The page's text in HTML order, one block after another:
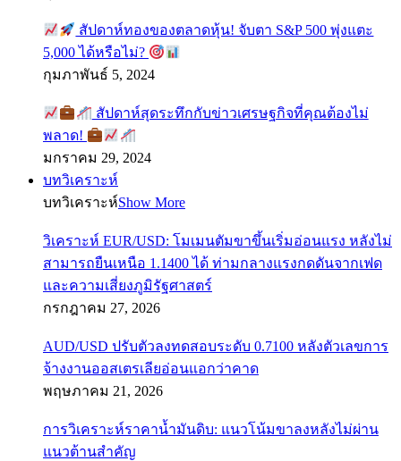
สัปดาห์ทองของตลาดหุ้น! จับตา S&P 500 พุ่งแตะ
5,000 ได้หรือไม่?
กุมภาพันธ์ 5, 2024
สัปดาห์สุดระทึกกับข่าวเศรษฐกิจที่คุณต้องไม่
พลาด!
มกราคม 29, 2024
บทวิเคราะห์
บทวิเคราะห์Show More
วิเคราะห์ EUR/USD: โมเมนตัมขาขึ้นเริ่มอ่อนแรง หลังไม่
สามารถยืนเหนือ 1.1400 ได้ ท่ามกลางแรงกดดันจากเฟด
และความเสี่ยงภูมิรัฐศาสตร์
กรกฎาคม 27, 2026
AUD/USD ปรับตัวลงทดสอบระดับ 0.7100 หลังตัวเลขการ
จ้างงานออสเตรเลียอ่อนแอกว่าคาด
พฤษภาคม 21, 2026
การวิเคราะห์ราคาน้ำมันดิบ: แนวโน้มขาลงหลังไม่ผ่าน
แนวต้านสำคัญ